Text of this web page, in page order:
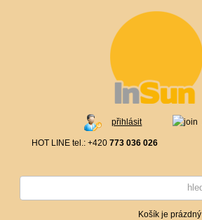
přihlásit
HOT LINE tel.: +420 773 036 026
Košík je prázdný